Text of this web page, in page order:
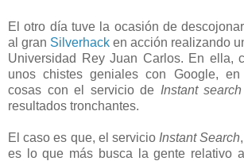
El otro día tuve la ocasión de
al gran Silverhack en acción realizando
Universidad Rey Juan Carlos. En ella,
unos chistes geniales con Google,
cosas con el servicio de Instant search
resultados tronchantes.
El caso es que, el servicio Instant Search
es lo que más busca la gente relativo